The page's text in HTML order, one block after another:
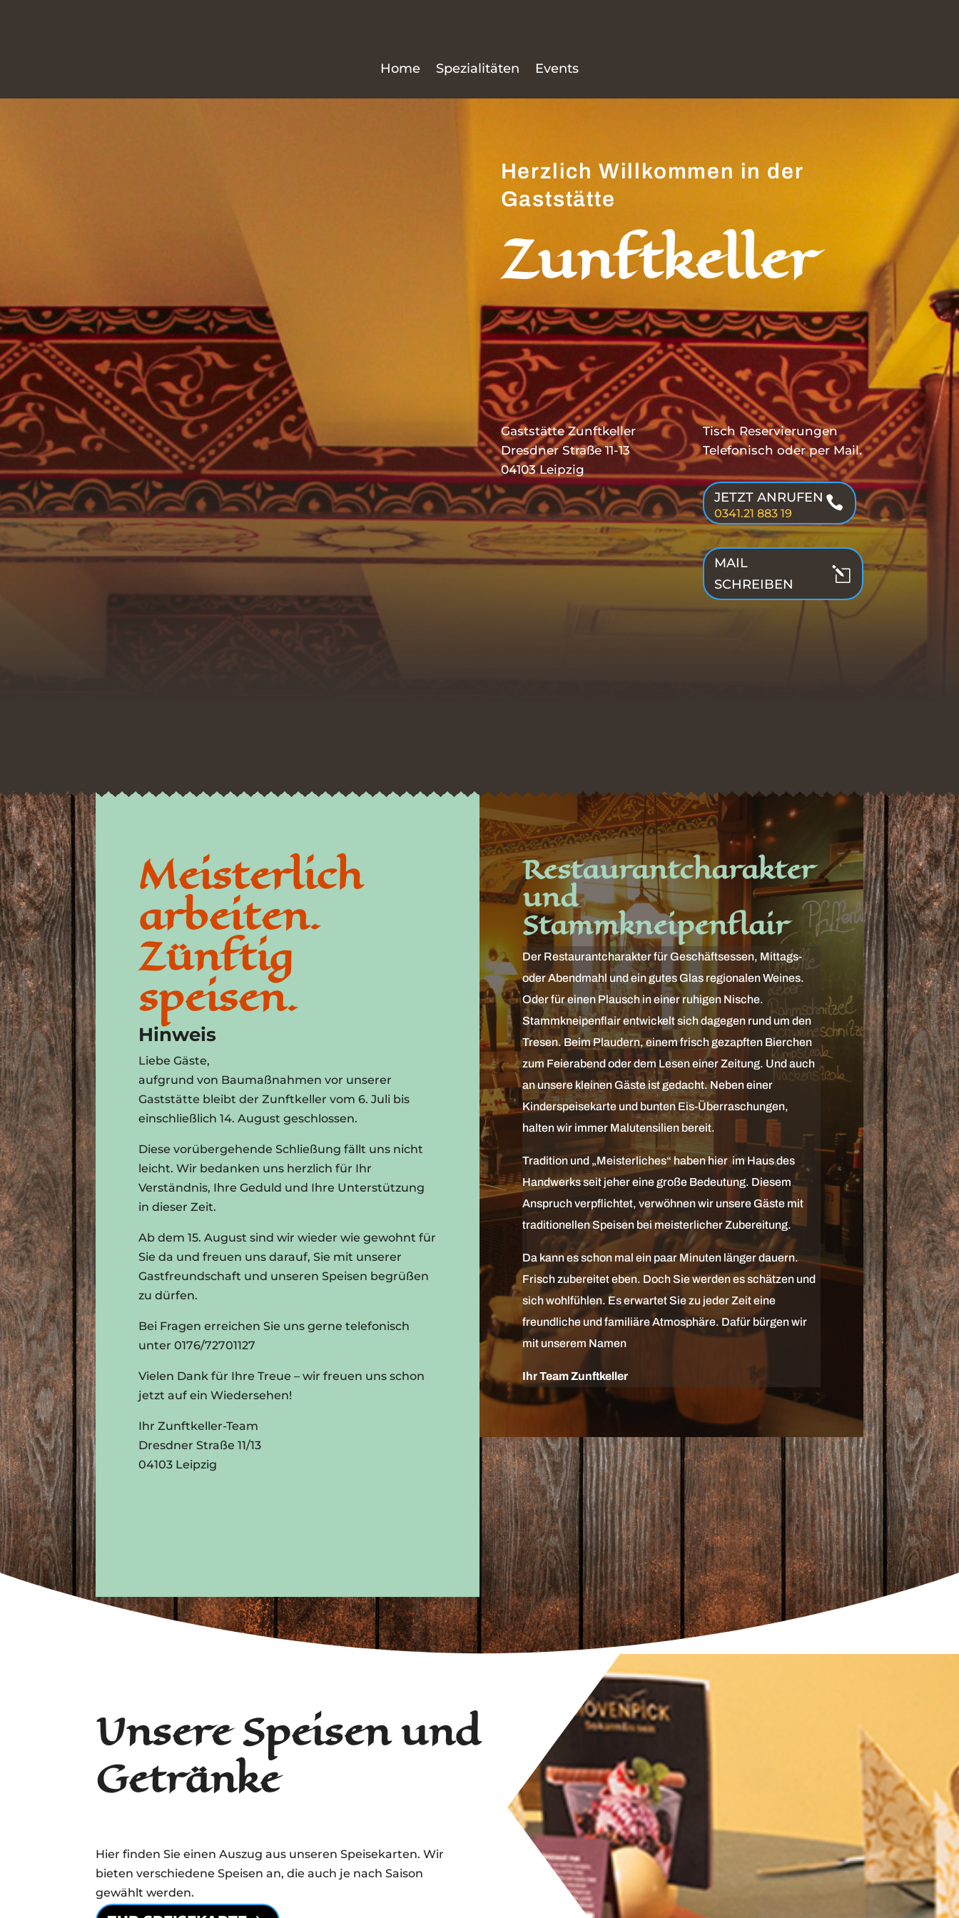
Home Spezialitäten Events
Herzlich Willkommen in der
Gaststätte
Zunftkeller
Gaststätte Zunftkeller
Dresdner Straße 11-13
04103 Leipzig
Tisch Reservierungen
Telefonisch oder per Mail.

JETZT ANRUFEN
0341.21 883 19
l
MAIL
SCHREIBEN
Meisterlich
arbeiten.
Zünftig
speisen.
Hinweis
Liebe Gäste,
aufgrund von Baumaßnahmen vor unserer
Gaststätte bleibt der Zunftkeller vom 6. Juli bis
einschließlich 14. August geschlossen.
Diese vorübergehende Schließung fällt uns nicht
leicht. Wir bedanken uns herzlich für Ihr
Verständnis, Ihre Geduld und Ihre Unterstützung
in dieser Zeit.
Ab dem 15. August sind wir wieder wie gewohnt für
Sie da und freuen uns darauf, Sie mit unserer
Gastfreundschaft und unseren Speisen begrüßen
zu dürfen.
Bei Fragen erreichen Sie uns gerne telefonisch
unter 0176/72701127
Vielen Dank für Ihre Treue – wir freuen uns schon
jetzt auf ein Wiedersehen!
Ihr Zunftkeller-Team
Dresdner Straße 11/13
04103 Leipzig
Restaurantcharakter
und
Stammkneipenflair
Der Restaurantcharakter für Geschäftsessen, Mittags-
oder Abendmahl und ein gutes Glas regionalen Weines.
Oder für einen Plausch in einer ruhigen Nische.
Stammkneipenflair entwickelt sich dagegen rund um den
Tresen. Beim Plaudern, einem frisch gezapften Bierchen
zum Feierabend oder dem Lesen einer Zeitung. Und auch
an unsere kleinen Gäste ist gedacht. Neben einer
Kinderspeisekarte und bunten Eis-Überraschungen,
halten wir immer Malutensilien bereit.
Tradition und „Meisterliches“ haben hier im Haus des
Handwerks seit jeher eine große Bedeutung. Diesem
Anspruch verpflichtet, verwöhnen wir unsere Gäste mit
traditionellen Speisen bei meisterlicher Zubereitung.
Da kann es schon mal ein paar Minuten länger dauern.
Frisch zubereitet eben. Doch Sie werden es schätzen und
sich wohlfühlen. Es erwartet Sie zu jeder Zeit eine
freundliche und familiäre Atmosphäre. Dafür bürgen wir
mit unserem Namen
Ihr Team Zunftkeller
Unsere Speisen und
Getränke
Hier finden Sie einen Auszug aus unseren Speisekarten. Wir
bieten verschiedene Speisen an, die auch je nach Saison
gewählt werden.